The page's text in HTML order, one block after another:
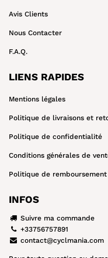
Avis Clients
Nous Contacter
F.A.Q.
LIENS RAPIDES
Mentions légales
Politique de livraisons et
Politique de confidentialité
Conditions générales de
Politique de remboursement
INFOS
Suivre ma commande
+33756757891
contact@cyclmania.com